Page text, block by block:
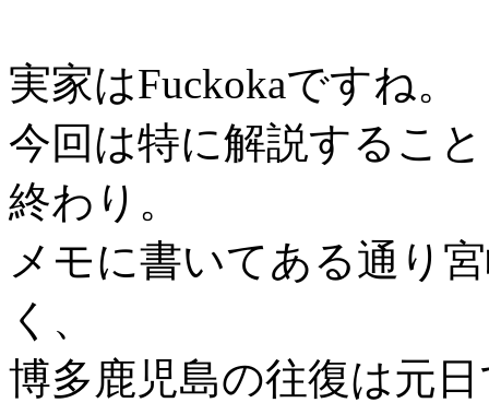
実家はFuckokaですね。
今回は特に解説するこ
終わり。
メモに書いてある通り
く、
博多鹿児島の往復は元